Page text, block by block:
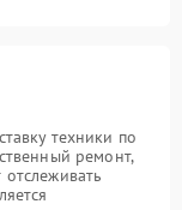
техники по
ремонт,